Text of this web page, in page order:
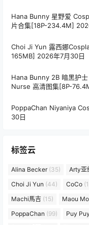
Hana Bunny 星野爱
片合集[18P-234.4M]
Choi Ji Yun 露西娜
165MB] 2026年7月30日
Hana Bunny 2B 暗黑护
Nurse 高清图集[8P-
PoppaChan Niyaniya
30日
标签云
Alina Becker(35) Arty亚
Choi Ji Yun (44) CoCo
Machi馬吉 (15) Maou Mo
PoppaChan (99) Puy Puy